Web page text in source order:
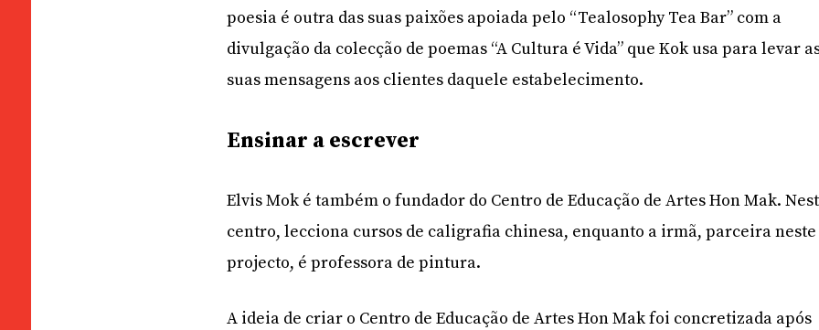
poesia é outra das suas paixões apoiada pelo “Tealosophy Tea Bar” com a
divulgação da colecção de poemas “A Cultura é Vida” que Kok usa para levar
suas mensagens aos clientes daquele estabelecimento.
Ensinar a escrever
Elvis Mok é também o fundador do Centro de Educação de Artes Hon Mak.
centro, lecciona cursos de caligrafia chinesa, enquanto a irmã, parceira neste
projecto, é professora de pintura.
A ideia de criar o Centro de Educação de Artes Hon Mak foi concretizada após